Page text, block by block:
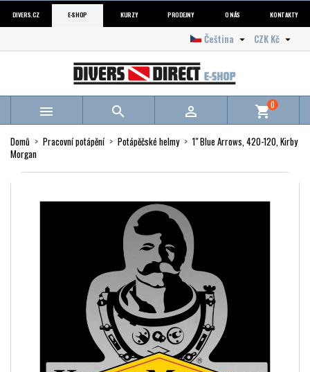
DIVERS.CZ E-SHOP KURZY PRODEJNY O NÁS KONTAKTY
CZK Kč 
Čeština 
   shopping_cart0
Domů Pracovní potápění Potápěčské helmy
1" Blue Arrows, 420-120, Kirby
Morgan